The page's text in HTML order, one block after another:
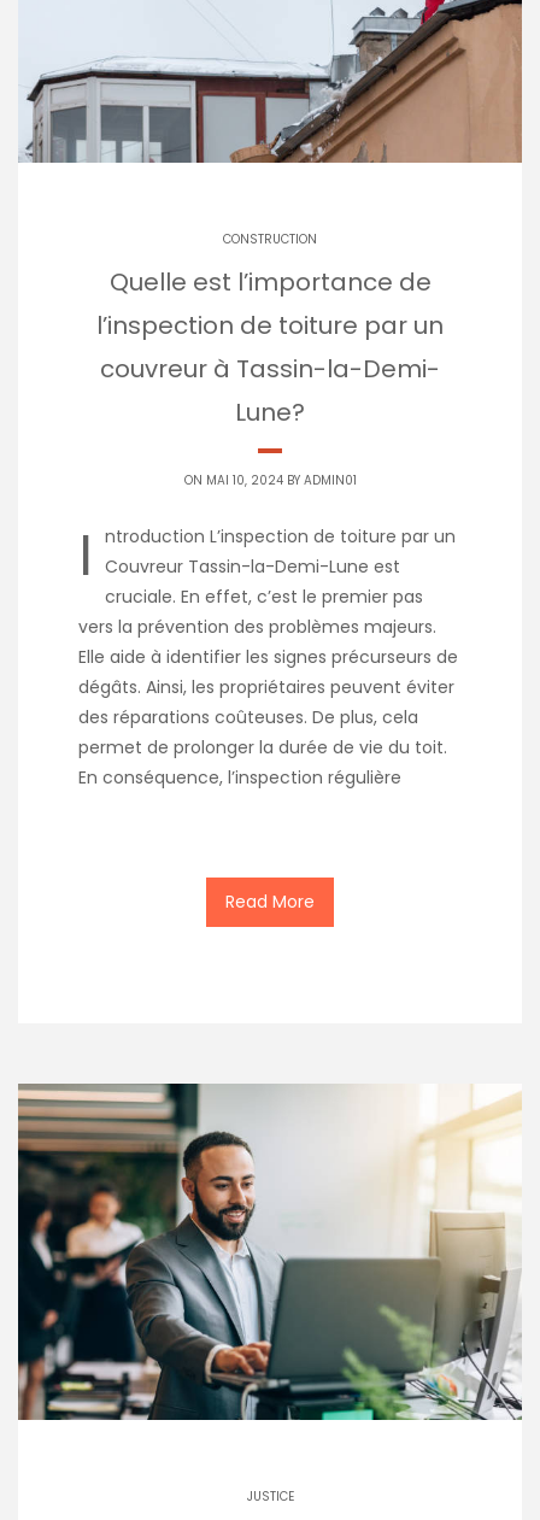
CONSTRUCTION
Quelle est l’importance de
l’inspection de toiture par un
couvreur à Tassin-la-Demi-
Lune?
ON MAI 10, 2024 BY ADMIN01
I
ntroduction L’inspection de toiture par un
Couvreur Tassin-la-Demi-Lune est
cruciale. En effet, c’est le premier pas
vers la prévention des problèmes majeurs.
Elle aide à identifier les signes précurseurs de
dégâts. Ainsi, les propriétaires peuvent éviter
des réparations coûteuses. De plus, cela
permet de prolonger la durée de vie du toit.
En conséquence, l’inspection régulière
Read More
JUSTICE